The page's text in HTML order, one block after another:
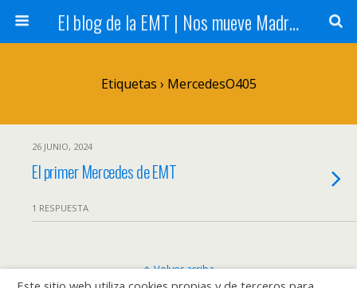
El blog de la EMT | Nos mueve Madrid
Etiquetas › MercedesO405
26 JUNIO, 2024
El primer Mercedes de EMT
1 RESPUESTA
Volver arriba